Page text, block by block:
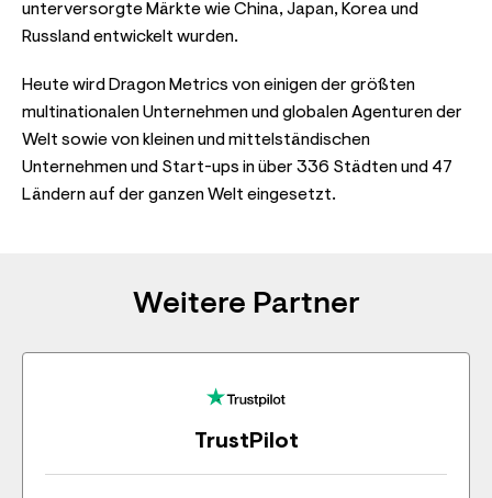
unterversorgte Märkte wie China, Japan, Korea und
Russland entwickelt wurden.
Heute wird Dragon Metrics von einigen der größten
multinationalen Unternehmen und globalen Agenturen der
Welt sowie von kleinen und mittelständischen
Unternehmen und Start-ups in über 336 Städten und 47
Ländern auf der ganzen Welt eingesetzt.
Weitere Partner
TrustPilot